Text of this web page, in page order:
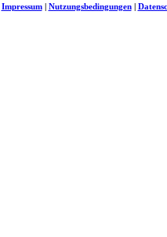
Impressum| Nutzungsbedingungen|